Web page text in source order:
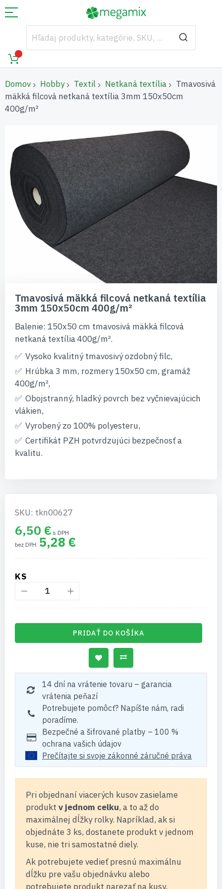
Domov Hobby Textil Netkaná textília
Tmavosivá
mäkká filcová netkaná textília 3mm 150x50cm
400g/m²
koniec
galérie
obrázkov
začiatok
galérie
Tmavosivá mäkká filcová netkaná textília
3mm 150x50cm 400g/m²
Balenie: 150x50 cm tmavosivá mäkká filcová
netkaná textília 400g/m².
Vysoko kvalitný tmavosivý ozdobný filc,
Hrúbka 3 mm, rozmery 150x50 cm, gramáž
400g/m²,
Obojstranný, hladký povrch bez vyčnievajúcich
vlákien,
Vyrobený zo 100% polyesteru,
Certifikát PZH potvrdzujúci bezpečnosť a
kvalitu.
SKU: tkn00627
6,50 €
5,28 €
KS
PRIDAŤ DO KOŠÍKA
14 dní na vrátenie tovaru – garancia
vrátenia peňazí
Potrebujete pomôcť? Napíšte nám, radi
poradíme.
Bezpečné a šifrované platby – 100 %
ochrana vašich údajov
Prečítajte si svoje zákonné záručné práva
Pri objednaní viacerých kusov zasielame
produkt v jednom celku, a to až do
maximálnej dĺžky rolky. Napríklad, ak si
objednáte 3 ks, dostanete produkt v jednom
kuse, nie tri samostatné diely.
Ak potrebujete vedieť presnú maximálnu
dĺžku pre vašu objednávku alebo
potrebujete produkt narezať na kusy,